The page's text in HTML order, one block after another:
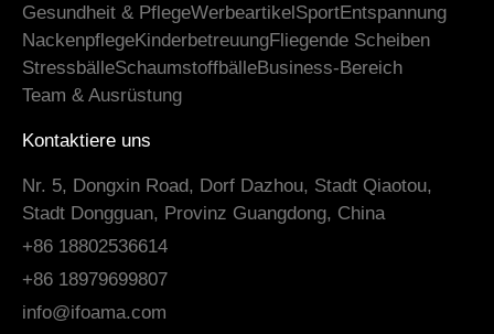
Gesundheit & PflegeWerbeartikelSportEntspannung
NackenpflegeKinderbetreuungFliegende Scheiben
StressbälleSchaumstoffbälleBusiness-Bereich
Team & Ausrüstung
Kontaktiere uns
Nr. 5, Dongxin Road, Dorf Dazhou, Stadt Qiaotou,
Stadt Dongguan, Provinz Guangdong, China
+86 18802536614
+86 18979699807
info@ifoama.com